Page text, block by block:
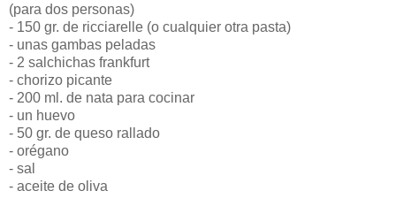
(para dos personas)
- 150 gr. de ricciarelle (o cualquier otra pasta)
- unas gambas peladas
- 2 salchichas frankfurt
- chorizo picante
- 200 ml. de nata para cocinar
- un huevo
- 50 gr. de queso rallado
- orégano
- sal
- aceite de oliva